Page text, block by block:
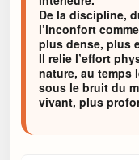
De la discipline,
l’inconfort
plus dense, plus
Il relie l’effort
nature, au temps
sous le bruit du
vivant, plus